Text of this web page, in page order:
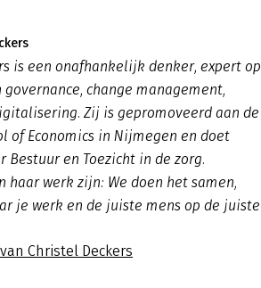
is een onafhankelijk denker, expert op
change management,
Zij is gepromoveerd aan de
of Economics in Nijmegen en doet
Bestuur en Toezicht in de zorg.
haar werk zijn: We doen het samen,
je werk en de juiste mens op de juiste
Christel Deckers